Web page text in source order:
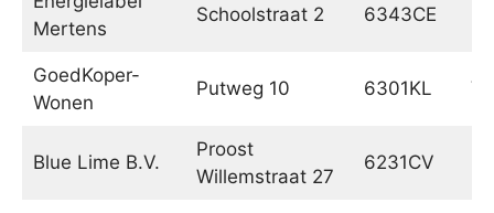
Mertens
Schoolstraat 2 6343CE
GoedKoper-
Wonen
Putweg 10 6301KL
Blue Lime B.V.
Proost
Willemstraat 27
6231CV